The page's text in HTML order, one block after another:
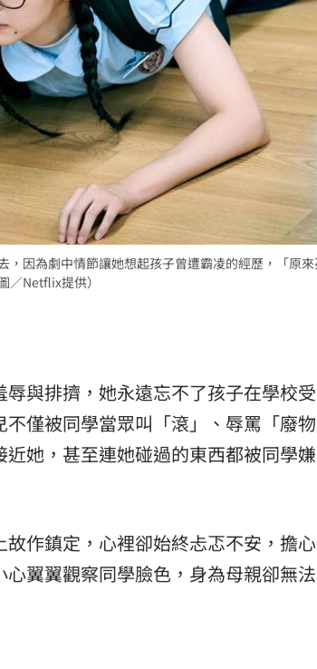
因為劇中情節讓她想起孩子曾遭霸凌的經歷，「原
／Netflix提供）
與排擠，她永遠忘不了孩子在學校
僅被同學當眾叫「滾」、辱罵「廢物
她，甚至連她碰過的東西都被同學
作鎮定，心裡卻始終忐忑不安，擔
翼翼觀察同學臉色，身為母親卻無